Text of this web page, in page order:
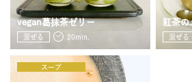
レビュー
vegan葛抹茶ゼリー
混ぜる 20min.
紅茶の
混ぜる
スープ